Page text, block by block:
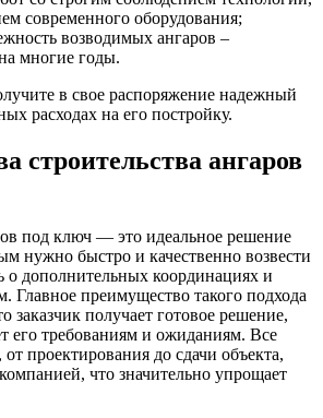
современного оборудования;
возводимых ангаров –
многие годы.
в свое распоряжение надежный
расходах на его постройку.
строительства ангаров
под ключ — это идеальное решение
нужно быстро и качественно возвести
о дополнительных координациях и
Главное преимущество такого подхода
заказчик получает готовое решение,
его требованиям и ожиданиям. Все
от проектирования до сдачи объекта,
что значительно упрощает